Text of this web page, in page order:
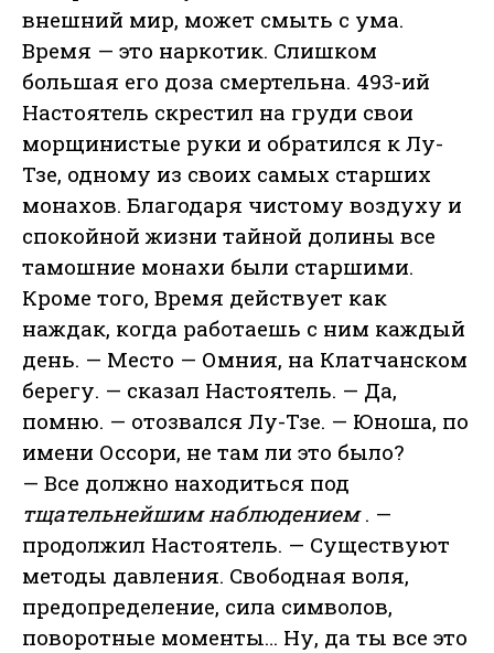
внешний мир, может смыть с ума.
Время — это наркотик. Слишком
большая его доза смертельна. 493-ий
Настоятель скрестил на груди свои
морщинистые руки и обратился к Лу-
Тзе, одному из своих самых старших
монахов. Благодаря чистому воздуху и
спокойной жизни тайной долины все
тамошние монахи были старшими.
Кроме того, Время действует как
наждак, когда работаешь с ним каждый
день. — Место — Омния, на Клатчанском
берегу. — сказал Настоятель. — Да,
помню. — отозвался Лу-Тзе. — Юноша, по
имени Оссори, не там ли это было?
— Все должно находиться под
тщательнейшим наблюдением. —
продолжил Настоятель. — Существуют
методы давления. Свободная воля,
предопределение, сила символов,
поворотные моменты… Ну, да ты все это